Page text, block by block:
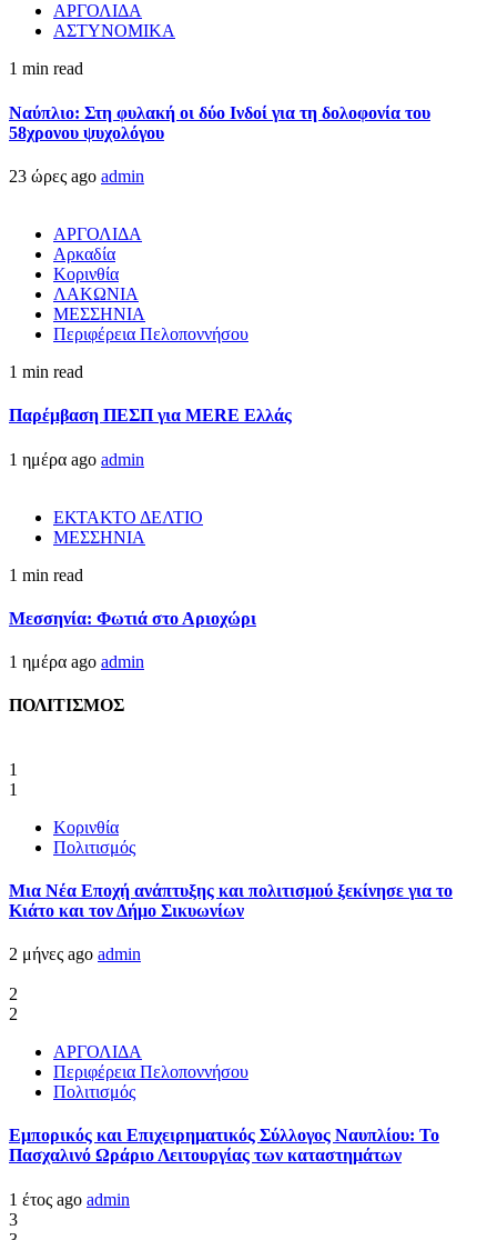
ΑΡΓΟΛΙΔΑ
ΑΣΤΥΝΟΜΙΚΑ
1 min read
Ναύπλιο: Στη φυλακή οι δύο Ινδοί για τη δολοφονία του
58χρονου ψυχολόγου
23 ώρες ago admin
ΑΡΓΟΛΙΔΑ
Αρκαδία
Κορινθία
ΛΑΚΩΝΙΑ
ΜΕΣΣΗΝΙΑ
Περιφέρεια Πελοποννήσου
1 min read
Παρέμβαση ΠΕΣΠ για MERE Ελλάς
1 ημέρα ago admin
ΕΚΤΑΚΤΟ ΔΕΛΤΙΟ
ΜΕΣΣΗΝΙΑ
1 min read
Μεσσηνία: Φωτιά στο Αριοχώρι
1 ημέρα ago admin
ΠΟΛΙΤΙΣΜΟΣ
1
1
Κορινθία
Πολιτισμός
Μια Νέα Εποχή ανάπτυξης και πολιτισμού ξεκίνησε για το
Κιάτο και τον Δήμο Σικυωνίων
2 μήνες ago admin
2
2
ΑΡΓΟΛΙΔΑ
Περιφέρεια Πελοποννήσου
Πολιτισμός
Εμπορικός και Επιχειρηματικός Σύλλογος Ναυπλίου: Το
Πασχαλινό Ωράριο Λειτουργίας των καταστημάτων
1 έτος ago admin
3